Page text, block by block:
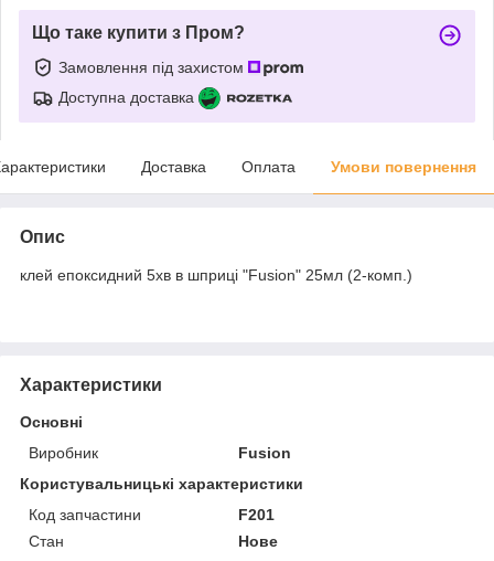
Що таке купити з Пром?
Замовлення під захистом
Доступна доставка
Доставка Оплата Умови повернення
Опис
клей епоксидний 5хв в шприці "Fusion" 25мл (2-комп.)
Характеристики
Основні
Виробник
Fusion
Користувальницькі характеристики
Код запчастини
F201
Стан
Нове